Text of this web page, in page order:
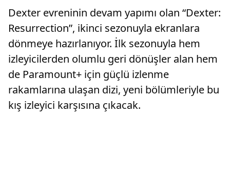
Dexter evreninin devam yapımı olan “Dexter:
Resurrection”, ikinci sezonuyla ekranlara
dönmeye hazırlanıyor. İlk sezonuyla hem
izleyicilerden olumlu geri dönüşler alan hem
de Paramount+ için güçlü izlenme
rakamlarına ulaşan dizi, yeni bölümleriyle bu
kış izleyici karşısına çıkacak.